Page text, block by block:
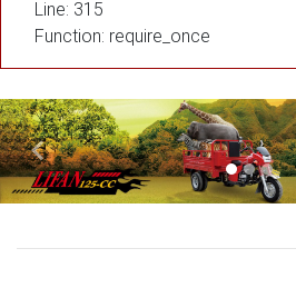
Line: 315
Function: require_once
Previous